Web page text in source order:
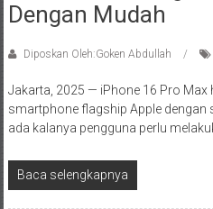
Dengan Mudah
Diposkan Oleh:Goken Abdullah
Jakarta, 2025 — iPhone 16 Pro Max
smartphone flagship Apple dengan
ada kalanya pengguna perlu
Baca selengkapnya